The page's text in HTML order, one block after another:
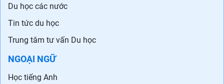
Du học các nước
Tin tức du học
Trung tâm tư vấn Du học
NGOẠI NGỮ
Học tiếng Anh